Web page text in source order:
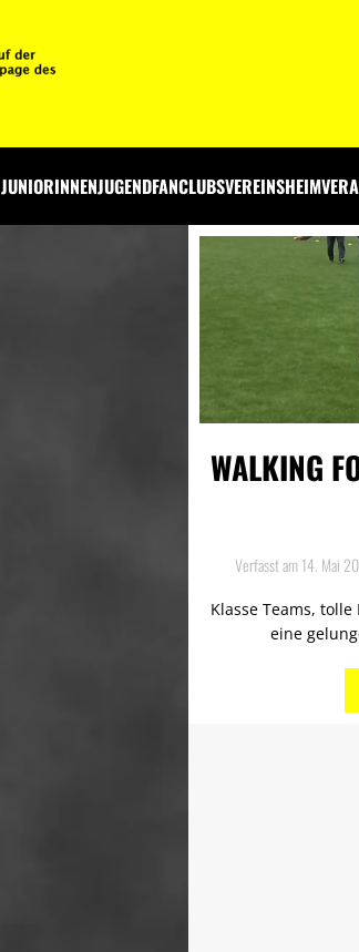
JUGENDFANCLUBSVEREINSHEIM
WALKING
Verfasst am 14. Mai
Klasse Teams,
eine